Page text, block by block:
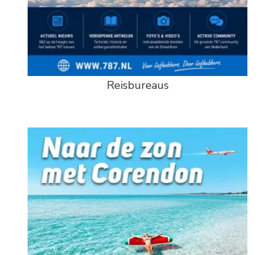
Reisbureaus